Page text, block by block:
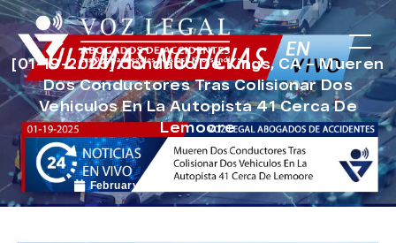
[01-19-2025] Condado De Kings, CA – Mueren
Dos Conductores Tras Colisionar Dos
Vehiculos En La Autopista 41 Cerca De
Lemoore
February 7, 2025